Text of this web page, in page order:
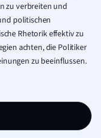
zu verbreiten und
politischen
Rhetorik effektiv zu
achten, die Politiker
zu beeinflussen.